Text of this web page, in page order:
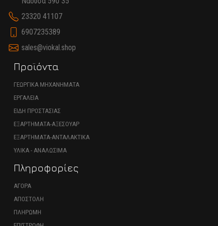
23320 41107
6907235389
sales@viokal.shop
Προϊόντα
ΓΕΩΡΓΙΚΑ ΜΗΧΑΝΗΜΑΤΑ
ΕΡΓΑΛΕΙΑ
ΕΙΔΗ ΠΡΟΣΤΑΣΙΑΣ
ΕΞΑΡΤΗΜΑΤΑ-ΑΞΕΣΟΥΑΡ
ΕΞΑΡΤΗΜΑΤΑ-ΑΝΤΑΛΑΚΤΙΚΑ
ΥΛΙΚΑ - ΑΝΑΛΩΣΙΜΑ
Πληροφορίες
ΑΓΟΡΑ
ΑΠΟΣΤΟΛΗ
ΠΛΗΡΩΜΗ